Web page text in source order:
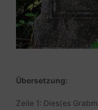
Übersetzung:
Zeile 1: Dies(es